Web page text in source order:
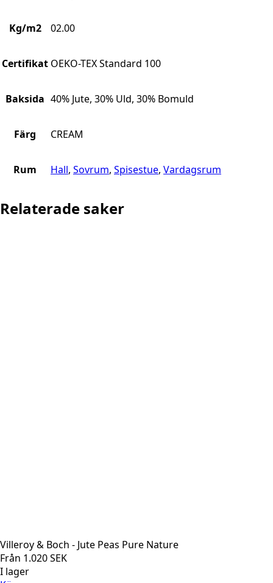
Kg/m2 02.00
Certifikat OEKO-TEX Standard 100
Baksida 40% Jute, 30% Uld, 30% Bomuld
Färg CREAM
Rum Hall, Sovrum, Spisestue, Vardagsrum
Relaterade saker
Villeroy & Boch - Jute Peas Pure Nature
Från 1.020SEK
I lager